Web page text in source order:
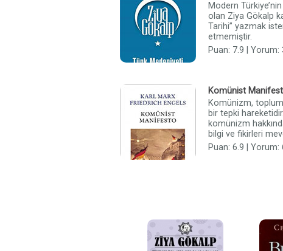
Modern
olan Ziya Gökalp
Tarihi” yazmak
etmemiştir.
Puan: 7.9 | Yorum:
Komünist
Komünizm,
bir tepki
komünizm
bilgi ve fikirleri
Puan: 6.9 | Yorum: